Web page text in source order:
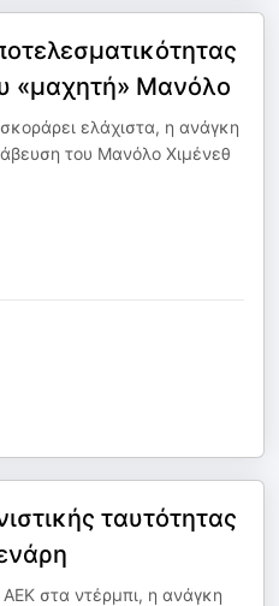
«μαχητή» Μανόλο
ελάχιστα, η ανάγκη
του Μανόλο Χιμένεθ
ταυτότητας
στα ντέρμπι, η ανάγκη